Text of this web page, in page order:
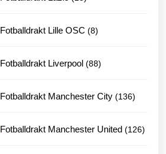
Fotballdrakt Lille OSC 88
Fotballdrakt Liverpool 8888
Fotballdrakt Manchester City 136136
Fotballdrakt Manchester United 126126